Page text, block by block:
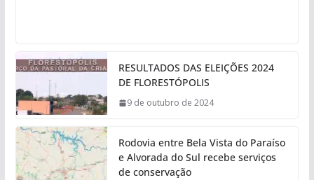
RESULTADOS DAS ELEIÇÕES 2024
DE FLORESTÓPOLIS
9 de outubro de 2024
Rodovia entre Bela Vista do Paraíso
e Alvorada do Sul recebe serviços
de conservação